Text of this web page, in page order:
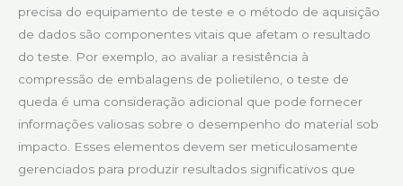
precisa do equipamento de teste e o método de aquisição
de dados são componentes vitais que afetam o resultado
do teste. Por exemplo, ao avaliar a resistência à
compressão de embalagens de polietileno, o teste de
queda é uma consideração adicional que pode fornecer
informações valiosas sobre o desempenho do material sob
impacto. Esses elementos devem ser meticulosamente
gerenciados para produzir resultados significativos que